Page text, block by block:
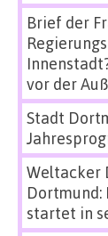
Brief der
vor der
Stadt
Weltacker
Dortmund:
startet in